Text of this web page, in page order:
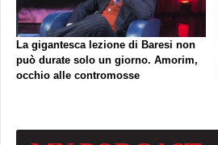
La gigantesca lezione di Baresi non
può durate solo un giorno. Amorim,
occhio alle contromosse